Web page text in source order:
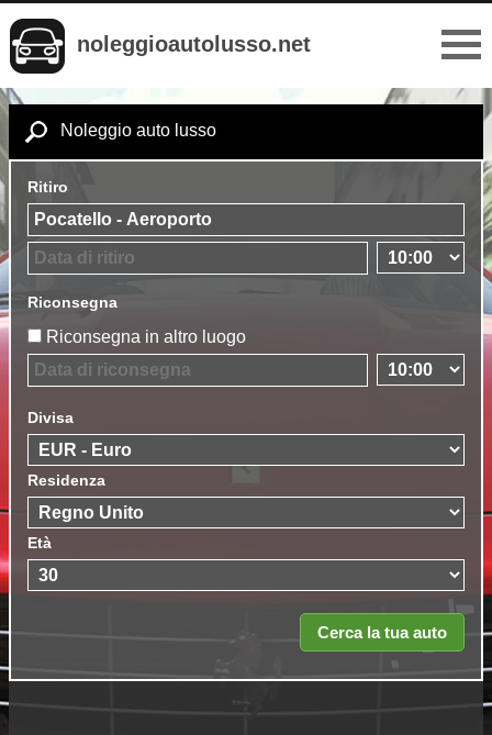
noleggioautolusso.net
Noleggio auto lusso
Ritiro
Riconsegna
Riconsegna in altro luogo
Divisa
Residenza
Età